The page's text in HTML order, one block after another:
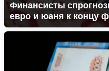
Финансисты
евро и юаня к концу